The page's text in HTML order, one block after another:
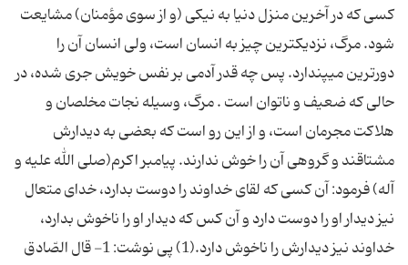
كسى كه در آخرین منزل دنیا به نیكى (و از سوى مؤمنان) مشایعت
شود. مرگ، نزدیك‎ترین چیز به انسان است، ولى انسان آن را
دورترین مى‎پندارد. پس چه قدر آدمى بر نفس خویش جرى شده، در
حالى كه ضعیف و ناتوان است . مرگ، وسیله نجات مخلصان و
هلاكت مجرمان است، و از این رو است كه بعضى به دیدارش
مشتاقند و گروهى آن را خوش ندارند. پیامبر اکرم(صلی الله علیه و
آله) فرمود: آن كسى كه لقاى خداوند را دوست بدارد، خداى متعال
نیز دیدار او را دوست دارد و آن كس كه دیدار او را ناخوش بدارد،
خداوند نیز دیدارش را ناخوش دارد.(1) پی نوشت: 1- قال الصّادق